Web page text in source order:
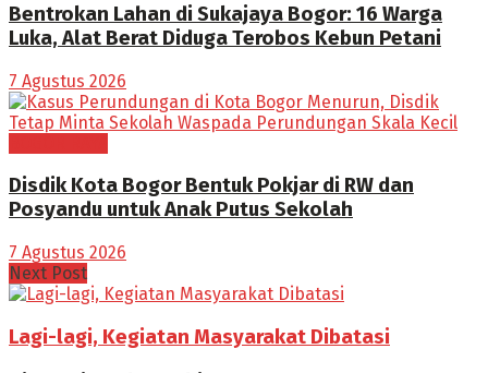
Bentrokan Lahan di Sukajaya Bogor: 16 Warga
Luka, Alat Berat Diduga Terobos Kebun Petani
7 Agustus 2026
Disdik Kota Bogor Bentuk Pokjar di RW dan
Posyandu untuk Anak Putus Sekolah
7 Agustus 2026
Next Post
Lagi-lagi, Kegiatan Masyarakat Dibatasi